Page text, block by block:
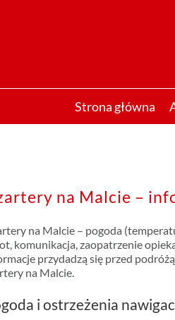
Strona główna
na Malcie –
na Malcie – pogoda
komunikacja, zaopatrzenie
przydadzą się przed
na Malcie.
i ostrzeżenia